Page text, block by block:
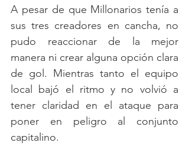
A pesar de que Millonarios tenía a
sus tres creadores en cancha, no
pudo reaccionar de la mejor
manera ni crear alguna opción clara
de gol. Mientras tanto el equipo
local bajó el ritmo y no volvió a
tener claridad en el ataque para
poner en peligro al conjunto
capitalino.